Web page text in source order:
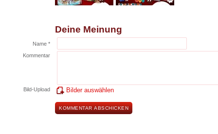
Deine Meinung
Name *
Kommentar
Bild-Upload Bilder auswählen